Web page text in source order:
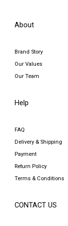
About
Brand Story
Our Values
Our Team
Help
FAQ
Delivery & Shipping
Payment
Return Policy
Terms & Conditions
CONTACT US